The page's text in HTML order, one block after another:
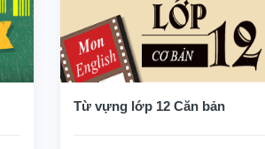
Từ vựng lớp 12 Căn bản